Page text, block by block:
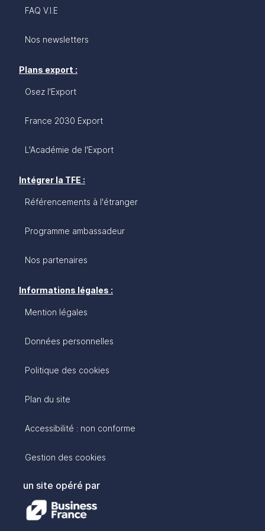
FAQ V.I.E
Nos newsletters
Plans export :
Osez l'Export
France 2030 Export
L'Académie de l'Export
Intégrer la TFE :
Référencements à l'étranger
Programme ambassadeur
Nos partenaires
Informations légales :
Mention légales
Données personnelles
Politique des cookies
Plan du site
Accessibilité : non conforme
Gestion des cookies
un site opéré par